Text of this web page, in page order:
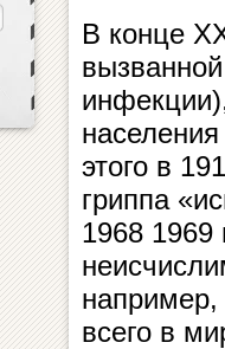
В конце
этого в
гриппа
1968 1969
например,
всего в